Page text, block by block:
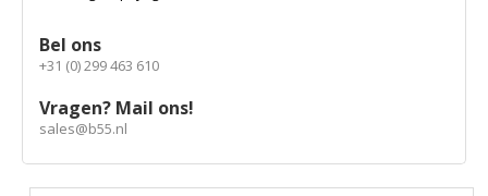
Bel ons
+31 (0) 299 463 610
Vragen? Mail ons!
sales@b55.nl